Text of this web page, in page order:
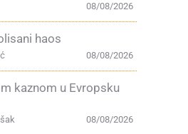
08/08/2026
haos
08/08/2026
kaznom u Evropsku
08/08/2026